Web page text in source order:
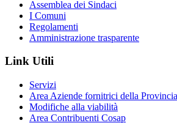
Assemblea dei Sindaci
I Comuni
Regolamenti
Amministrazione trasparente
Link Utili
Servizi
Area Aziende fornitrici della
Modifiche alla viabilità
Area Contribuenti Cosap